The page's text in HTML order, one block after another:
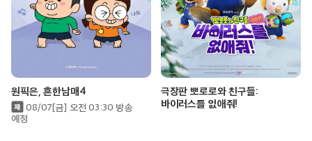
원픽은, 흔한남매4
08/07[금] 오전 03:30 방송
예정
극장판 뽀로로와 친구들:
바이러스를 없애줘!